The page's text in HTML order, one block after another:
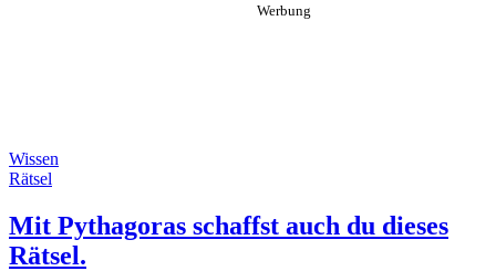
Wissen
Rätsel
Mit Pythagoras schaffst auch du dieses
Rätsel.